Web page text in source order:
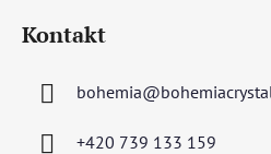
Kontakt
bohemia@
+420 739 133 159